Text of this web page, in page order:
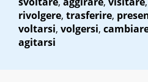
rivolgere, trasferire,
voltarsi, volgersi,
agitarsi